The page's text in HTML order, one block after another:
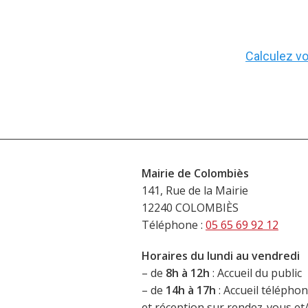
Calculez
Mairie de Colombiès
141, Rue de la Mairie
12240 COLOMBIÈS
Téléphone : 05 65 69 92 12
Horaires du lundi au vendredi
– de 8h à 12h : Accueil du public
– de 14h à 17h : Accueil